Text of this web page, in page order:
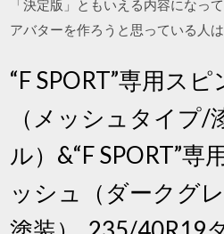
「決定版」ともいえる内容になっ
アバターを作ろうと思っている人は
“F SPORT”専用ス
（メッシュタイプ/
ル）&“F SPORT”専
ッシュ（ダークグ